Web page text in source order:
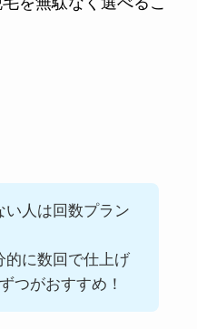
い人は回数プラン
的に数回で仕上げ
つがおすすめ！